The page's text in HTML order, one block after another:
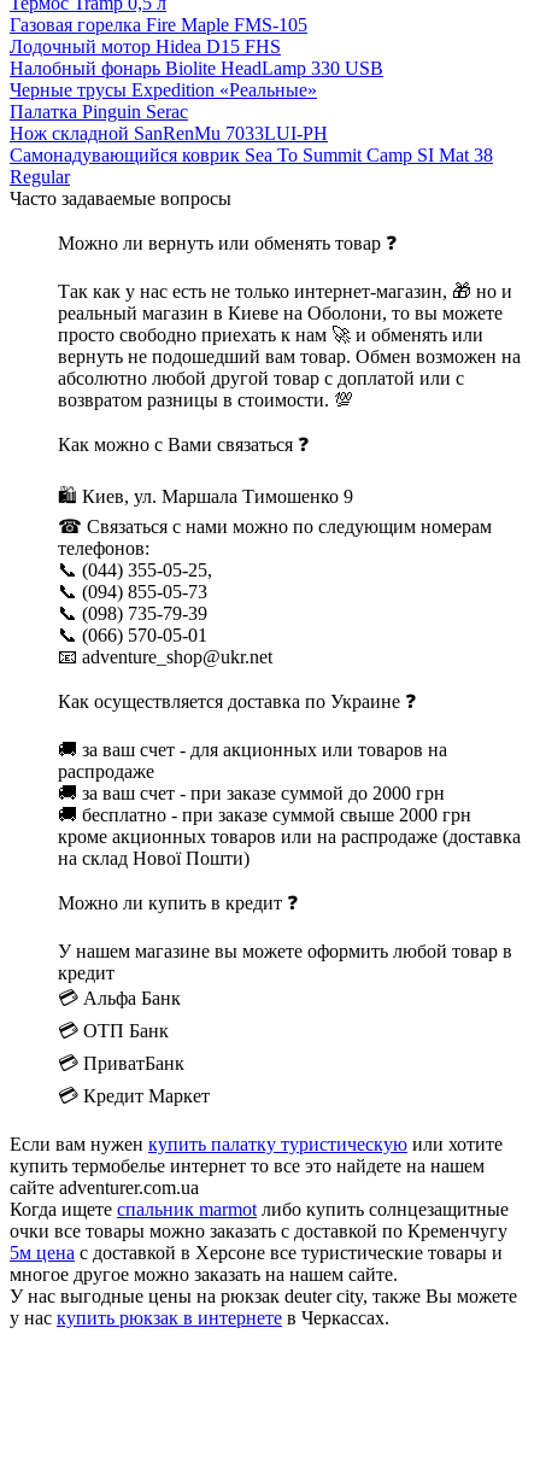
Газовая горелка Fire Maple FMS-105
Лодочный мотор Hidea D15 FHS
Налобный фонарь Biolite HeadLamp 330 USB
Черные трусы Expedition «Реальные»
Палатка Pinguin Serac
Нож складной SanRenMu 7033LUI-PH
Самонадувающийся коврик Sea To Summit Camp SI Mat 38
Regular
Часто задаваемые вопросы
Можно ли вернуть или обменять товар ❓
Так как у нас есть не только интернет-магазин, 🎁 но и
реальный магазин в Киеве на Оболони, то вы можете
просто свободно приехать к нам 🚀 и обменять или
вернуть не подошедший вам товар. Обмен возможен на
абсолютно любой другой товар с доплатой или с
возвратом разницы в стоимости. 💯
Как можно с Вами связаться ❓
🛍 Киев, ул. Маршала Тимошенко 9
☎ Связаться с нами можно по следующим номерам
телефонов:
📞 (044) 355-05-25,
📞 (094) 855-05-73
📞 (098) 735-79-39
📞 (066) 570-05-01
📧 adventure_shop@ukr.net
Как осуществляется доставка по Украине ❓
🚚 за ваш счет - для акционных или товаров на
распродаже
🚚 за ваш счет - при заказе суммой до 2000 грн
🚚 бесплатно - при заказе суммой свыше 2000 грн
кроме акционных товаров или на распродаже (доставка
на склад Нової Пошти)
Можно ли купить в кредит ❓
У нашем магазине вы можете оформить любой товар в
кредит
💳 Альфа Банк
💳 ОТП Банк
💳 ПриватБанк
💳 Кредит Маркет
Если вам нужен купить палатку туристическую или хотите
купить термобелье интернет то все это найдете на нашем
сайте adventurer.com.ua
Когда ищете спальник marmot либо купить солнцезащитные
очки все товары можно заказать с доставкой по Кременчугу
5м цена с доставкой в Херсоне все туристические товары и
многое другое можно заказать на нашем сайте.
У нас выгодные цены на рюкзак deuter city, также Вы можете
у нас купить рюкзак в интернете в Черкассах.